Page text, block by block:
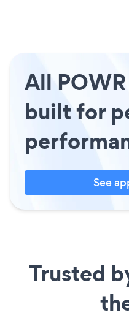
All
built for
See
Trusted